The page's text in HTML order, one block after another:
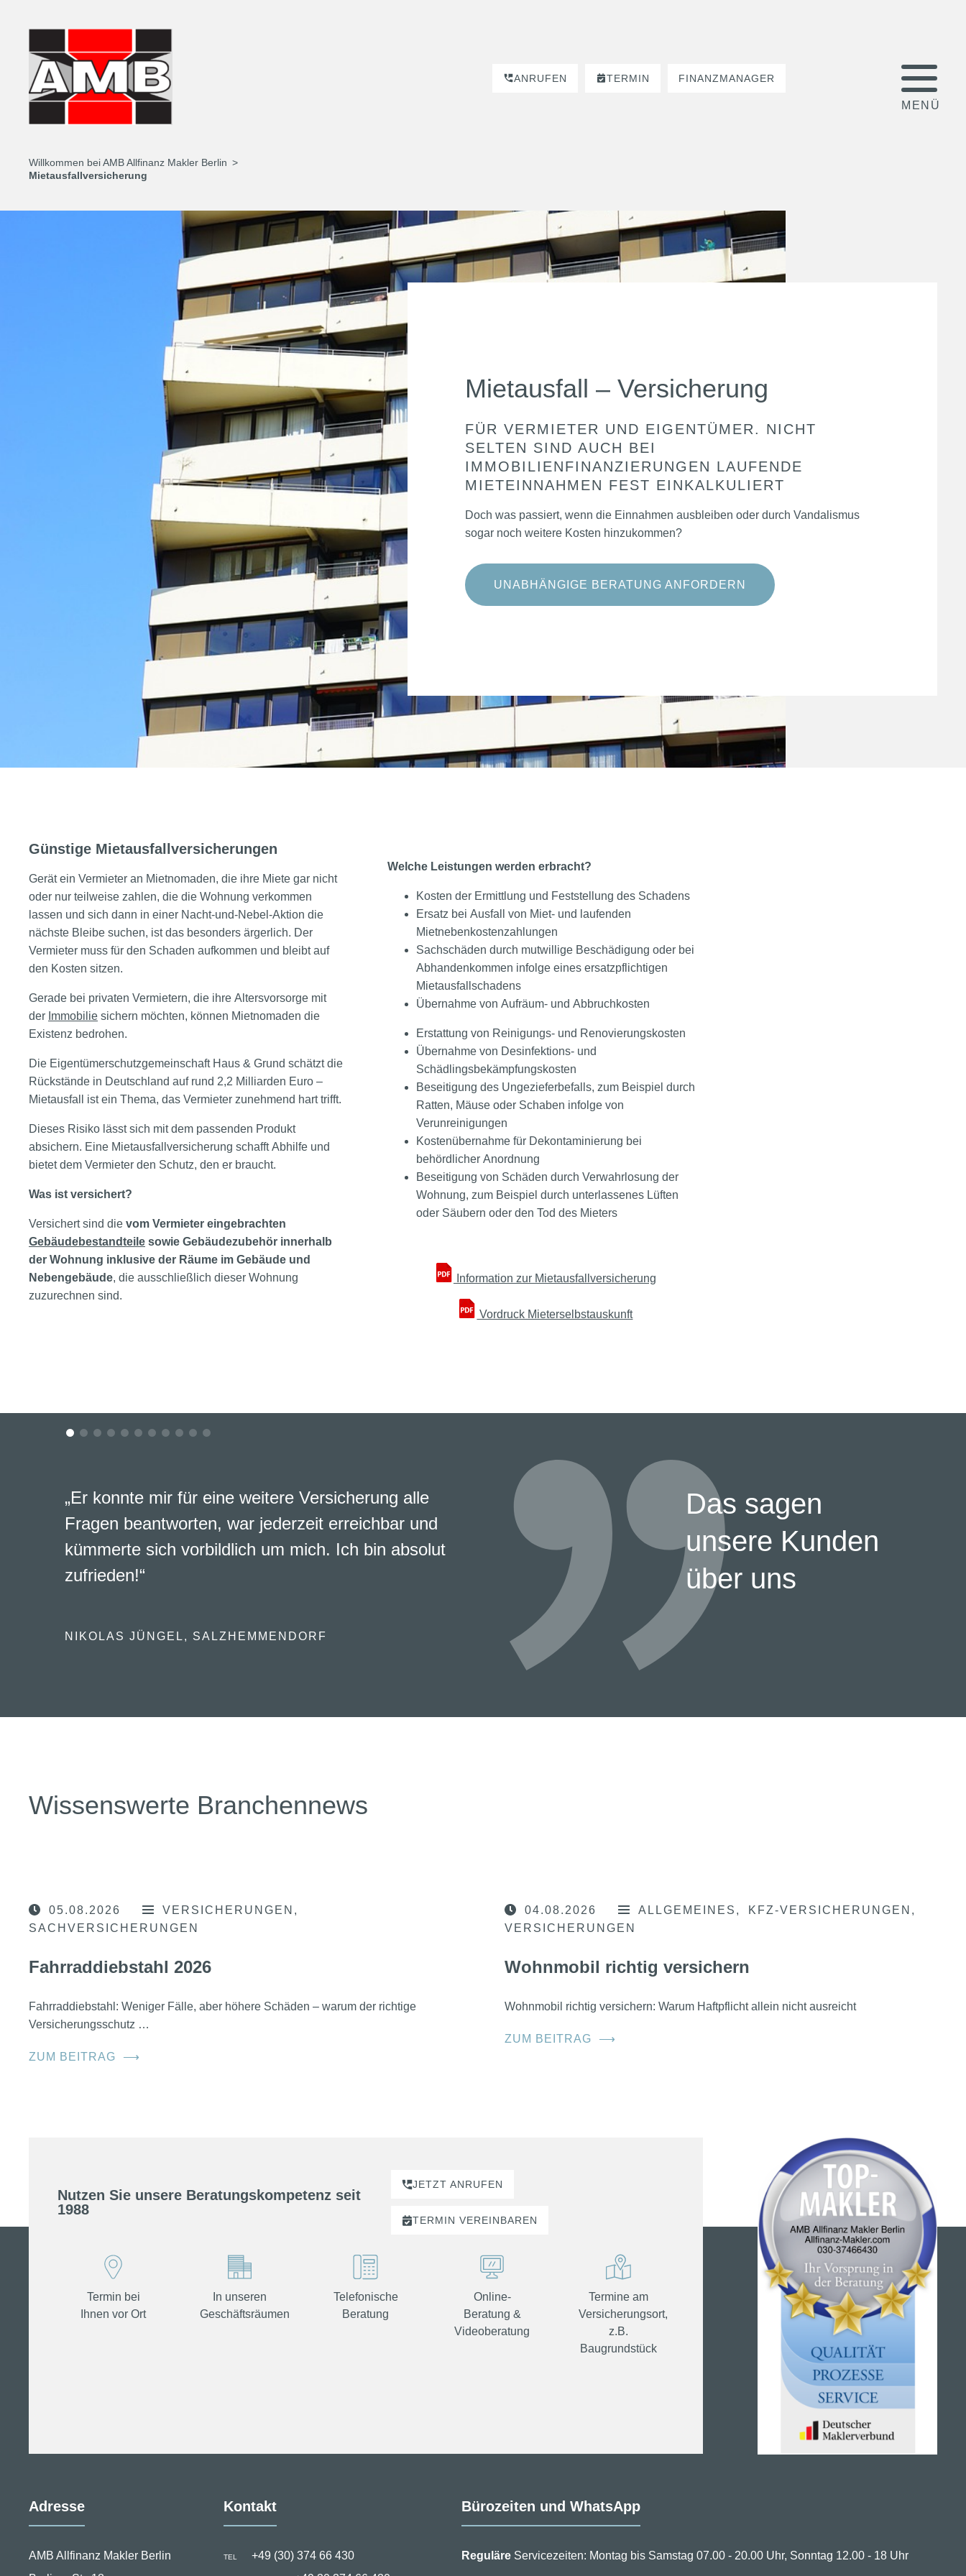
ANRUFEN TERMIN FINANZMANAGER
Willkommen bei AMB Allfinanz Makler Berlin
Mietausfallversicherung
Mietausfall – Versicherung
FÜR VERMIETER UND EIGENTÜMER. NICHT
SELTEN SIND AUCH BEI
IMMOBILIENFINANZIERUNGEN LAUFENDE
MIETEINNAHMEN FEST EINKALKULIERT
Doch was passiert, wenn die Einnahmen ausbleiben oder durch Vandalismus
sogar noch weitere Kosten hinzukommen?
UNABHÄNGIGE BERATUNG ANFORDERN
Günstige Mietausfallversicherungen
Gerät ein Vermieter an Mietnomaden, die ihre Miete gar nicht
oder nur teilweise zahlen, die die Wohnung verkommen
lassen und sich dann in einer Nacht-und-Nebel-Aktion die
nächste Bleibe suchen, ist das besonders ärgerlich. Der
Vermieter muss für den Schaden aufkommen und bleibt auf
den Kosten sitzen.
Gerade bei privaten Vermietern, die ihre Altersvorsorge mit
der Immobilie sichern möchten, können Mietnomaden die
Existenz bedrohen.
Die Eigentümerschutzgemeinschaft Haus & Grund schätzt die
Rückstände in Deutschland auf rund 2,2 Milliarden Euro –
Mietausfall ist ein Thema, das Vermieter zunehmend hart trifft.
Dieses Risiko lässt sich mit dem passenden Produkt
absichern. Eine Mietausfallversicherung schafft Abhilfe und
bietet dem Vermieter den Schutz, den er braucht.
Was ist versichert?
Versichert sind die vom Vermieter eingebrachten
Gebäudebestandteile sowie Gebäudezubehör innerhalb
der Wohnung inklusive der Räume im Gebäude und
Nebengebäude, die ausschließlich dieser Wohnung
zuzurechnen sind.
Welche Leistungen werden erbracht?
Kosten der Ermittlung und Feststellung des Schadens
Ersatz bei Ausfall von Miet- und laufenden
Mietnebenkostenzahlungen
Sachschäden durch mutwillige Beschädigung oder bei
Abhandenkommen infolge eines ersatzpflichtigen
Mietausfallschadens
Übernahme von Aufräum- und Abbruchkosten
Erstattung von Reinigungs- und Renovierungskosten
Übernahme von Desinfektions- und
Schädlingsbekämpfungskosten
Beseitigung des Ungezieferbefalls, zum Beispiel durch
Ratten, Mäuse oder Schaben infolge von
Verunreinigungen
Kostenübernahme für Dekontaminierung bei
behördlicher Anordnung
Beseitigung von Schäden durch Verwahrlosung der
Wohnung, zum Beispiel durch unterlassenes Lüften
oder Säubern oder den Tod des Mieters
Information zur Mietausfallversicherung
Vordruck Mieterselbstauskunft
Das sagen
unsere Kunden
über uns
„Er konnte mir für eine weitere Versicherung alle
Fragen beantworten, war jederzeit erreichbar und
kümmerte sich vorbildlich um mich. Ich bin absolut
zufrieden!“
NIKOLAS JÜNGEL, SALZHEMMENDORF
Wissenswerte Branchennews
05.08.2026
VERSICHERUNGEN
SACHVERSICHERUNGEN
Fahrraddiebstahl 2026
Fahrraddiebstahl: Weniger Fälle, aber höhere Schäden – warum der richtige
Versicherungsschutz …
ZUM BEITRAG ⟶
04.08.2026 ALLGEMEINES
KFZ-VERSICHERUNGEN
VERSICHERUNGEN
Wohnmobil richtig versichern
Wohnmobil richtig versichern: Warum Haftpflicht allein nicht ausreicht
ZUM BEITRAG ⟶
Nutzen Sie unsere Beratungskompetenz seit
1988
JETZT ANRUFEN
TERMIN VEREINBAREN
Termin bei
Ihnen vor Ort
In unseren
Geschäftsräumen
Telefonische
Beratung
Online-
Beratung &
Videoberatung
Termine am
Versicherungsort,
z.B.
Baugrundstück
Adresse
AMB Allfinanz Makler Berlin
Kontakt
TEL +49 (30) 374 66 430
Bürozeiten und WhatsApp
ReguläreServicezeiten: Montag bis Samstag 07.00 - 20.00 Uhr, Sonntag 12.00 - 18 Uhr